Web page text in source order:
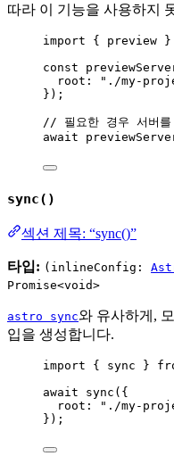
따라 이 기능을 사용하지
import { preview }
const
root:
" ./my-
} );
// 필요한 경우 서버를
await
sync()
섹션 제목: “sync()”
타입: (inlineConfig:
Promise<void>
astro sync와 유사하게,
입을 생성합니다.
import { sync }
await
sync ({
root:
" ./my-
});